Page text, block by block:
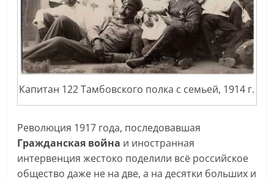
Капитан 122 Тамбовского полка с семьей, 1914 г.
Революция 1917 года, последовавшая
Гражданская война и иностранная
интервенция жестоко поделили всё российское
общество даже не на две, а на десятки больших и